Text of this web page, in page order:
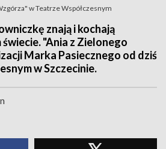
w Teatrze Współczesnym
znają i kochają
"Ania z Zielonego
Marka Pasiecznego od dziś
w Szczecinie.